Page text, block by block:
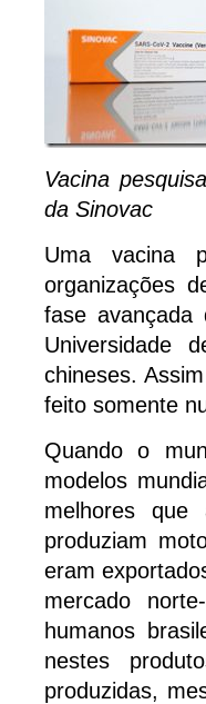
Vacina
da Sinovac
Uma vacina
organizações
fase avançada
Universidade
chineses.
feito somente
Quando o
modelos
melhores que
produziam
eram
mercado
humanos
nestes
produzidas,